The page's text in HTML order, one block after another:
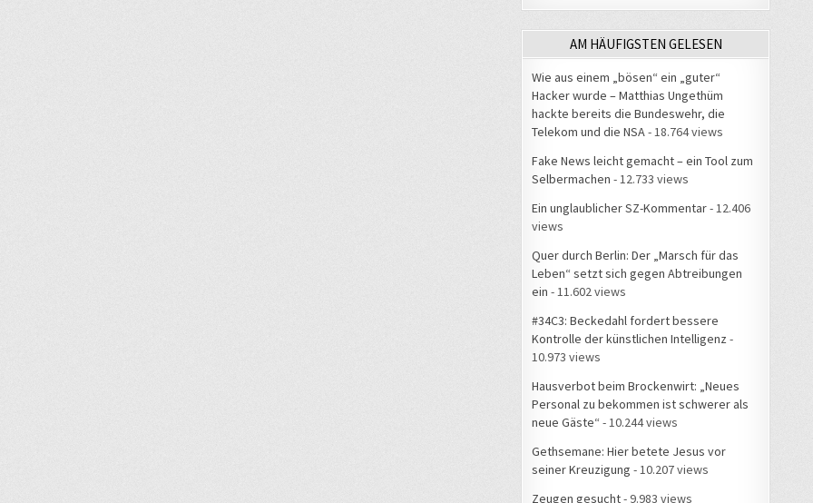
AM HÄUFIGSTEN GELESEN
Wie aus einem „bösen“ ein „guter“
Hacker wurde – Matthias Ungethüm
hackte bereits die Bundeswehr, die
Telekom und die NSA - 18.764 views
Fake News leicht gemacht – ein Tool zum
Selbermachen - 12.733 views
Ein unglaublicher SZ-Kommentar- 12.406
views
Quer durch Berlin: Der „Marsch für das
Leben“ setzt sich gegen Abtreibungen
ein - 11.602 views
#34C3: Beckedahl fordert bessere
Kontrolle der künstlichen Intelligenz -
10.973 views
Hausverbot beim Brockenwirt: „Neues
Personal zu bekommen ist schwerer als
neue Gäste“ - 10.244 views
Gethsemane: Hier betete Jesus vor
seiner Kreuzigung - 10.207 views
Zeugen gesucht- 9.983 views